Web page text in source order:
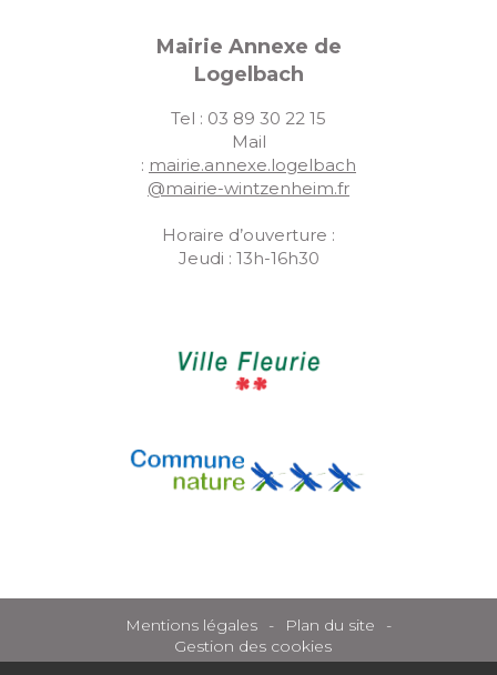
Mairie Annexe de
Logelbach
Tel : 03 89 30 22 15
Mail
: mairie.annexe.logelbach
@mairie-wintzenheim.fr
Horaire d’ouverture :
Jeudi : 13h-16h30
Mentions légales
Plan du site
Gestion des cookies